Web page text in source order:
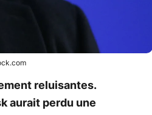
reluisantes.
aurait perdu une